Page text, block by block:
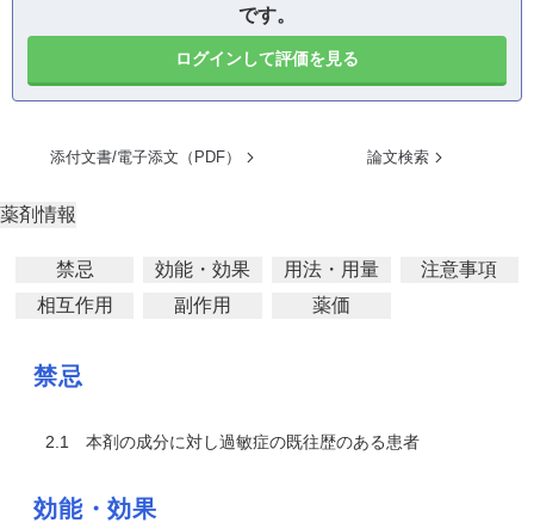
です。
ログインして評価を見る
添付文書/電子添文（PDF） 論文検索
薬剤情報
禁忌 効能・効果 用法・用量
注意事項
相互作用
副作用 薬価
禁忌
2.1 本剤の成分に対し過敏症の既往歴のある患者
効能・効果